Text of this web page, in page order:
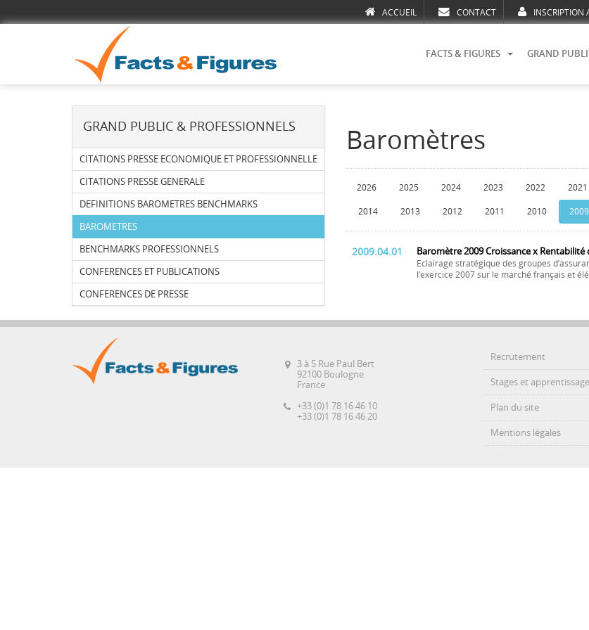
ACCUEIL CONTACT INSCRIPTION
FACTS & FIGURES GRAND
GRAND PUBLIC & PROFESSIONNELS
CITATIONS PRESSE ECONOMIQUE ET PROFESSIONNELLE
CITATIONS PRESSE GENERALE
DEFINITIONS BAROMETRES BENCHMARKS
BAROMETRES
BENCHMARKS PROFESSIONNELS
CONFERENCES ET PUBLICATIONS
CONFERENCES DE PRESSE
Baromètres
2026 2025 2024 2023 2022 2021
2014 2013 2012 2011 2010 2009
2009.04.01 Baromètre 2009 Croissance x
Eclairage stratégique des groupes
l’exercice 2007 sur le marché français et
3 à 5 Rue Paul Bert
92100 Boulogne
France
+33 (0)1 78 16 46 10
+33 (0)1 78 16 46 20
Recrutement
Stages et apprentissage
Plan du site
Mentions légales